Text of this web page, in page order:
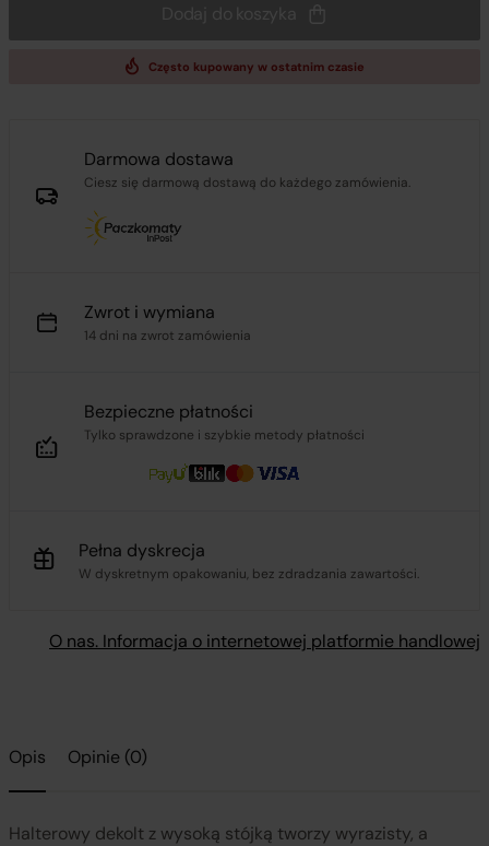
Dodaj do koszyka
Często kupowany w ostatnim czasie
Darmowa dostawa
Ciesz się darmową dostawą do każdego zamówienia.
Zwrot i wymiana
14 dni na zwrot zamówienia
Bezpieczne płatności
Tylko sprawdzone i szybkie metody płatności
Pełna dyskrecja
W dyskretnym opakowaniu, bez zdradzania zawartości.
O nas. Informacja o internetowej platformie handlowej
Opis Opinie (0)
Halterowy dekolt z wysoką stójką tworzy wyrazisty, a